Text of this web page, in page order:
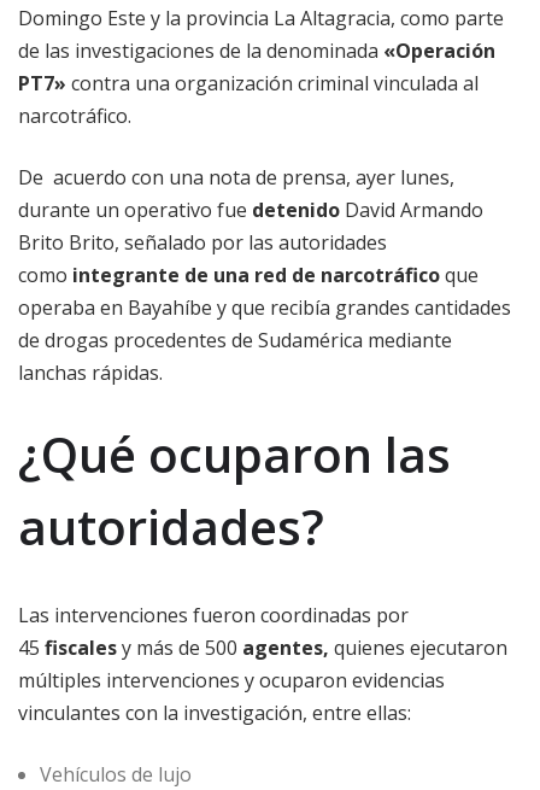
Domingo Este y la provincia La Altagracia, como parte
de las investigaciones de la denominada «Operación
PT7» contra una organización criminal vinculada al
narcotráfico.
De acuerdo con una nota de prensa, ayer lunes,
durante un operativo fue detenido David Armando
Brito Brito, señalado por las autoridades
como integrante de una red de narcotráficoque
operaba en Bayahíbe y que recibía grandes cantidades
de drogas procedentes de Sudamérica mediante
lanchas rápidas.
¿Qué ocuparon las
autoridades?
Las intervenciones fueron coordinadas por
45 fiscalesy más de 500 agentes, quienes ejecutaron
múltiples intervenciones y ocuparon evidencias
vinculantes con la investigación, entre ellas:
Vehículos de lujo